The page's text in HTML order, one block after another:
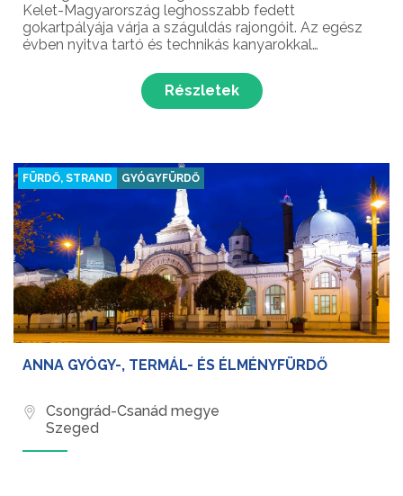
Kelet-Magyarország leghosszabb fedett
gokartpályája várja a száguldás rajongóit. Az egész
évben nyitva tartó és technikás kanyarokkal
garantáltan felejthetetlen élményben lesz része a
Részletek
FÜRDŐ, STRAND GYÓGYFÜRDŐ
ANNA GYÓGY-, TERMÁL- ÉS ÉLMÉNYFÜRDŐ
Csongrád-Csanád megye
Szeged